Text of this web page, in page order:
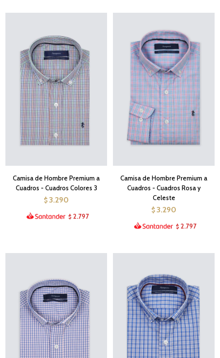
Camisa de Hombre Premium a
Cuadros - Cuadros Colores 3
$ 3.290
$ 2.797
Camisa de Hombre Premium a
Cuadros - Cuadros Rosa y
Celeste
$ 3.290
$ 2.797